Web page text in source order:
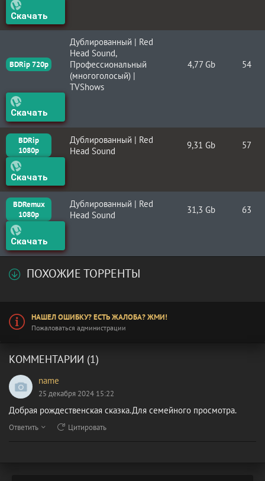
Скачать
BDRip 720p
Дублированный | Red
Head Sound,
Профессиональный
(многоголосый) |
TVShows
4,77 Gb 54
Скачать
BDRip
1080p
Дублированный | Red
Head Sound
9,31 Gb 57
Скачать
BDRemux
1080p
Дублированный | Red
Head Sound
31,3 Gb 63
Скачать
ПОХОЖИЕ ТОРРЕНТЫ
НАШЕЛ ОШИБКУ? ЕСТЬ ЖАЛОБА? ЖМИ!
Пожаловаться администрации
КОММЕНТАРИИ (1)
name
25 декабря 2024 15:22
Добрая рождественская сказка.Для семейного просмотра.
Ответить Цитировать